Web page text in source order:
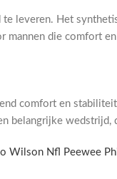
leveren. Het
die comfort
comfort en
belangrijke wedstrijd,
Wilson Nfl Peewee